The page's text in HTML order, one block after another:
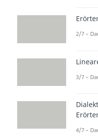
Du
um
zu
2/7 –
3/7 –
4/7 –